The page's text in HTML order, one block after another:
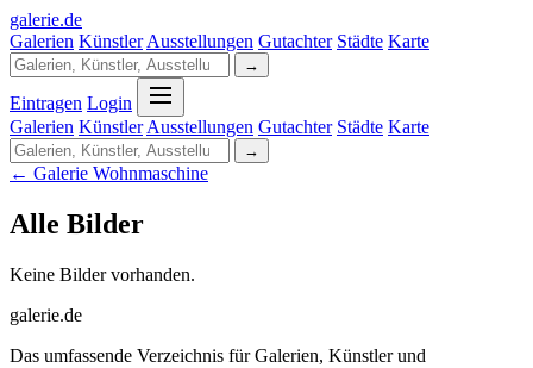
galerie.de
Galerien Künstler Ausstellungen Gutachter Städte Karte
→
Eintragen Login
Galerien Künstler Ausstellungen Gutachter Städte Karte
→
← Galerie Wohnmaschine
Alle Bilder
Keine Bilder vorhanden.
galerie.de
Das umfassende Verzeichnis für Galerien, Künstler und